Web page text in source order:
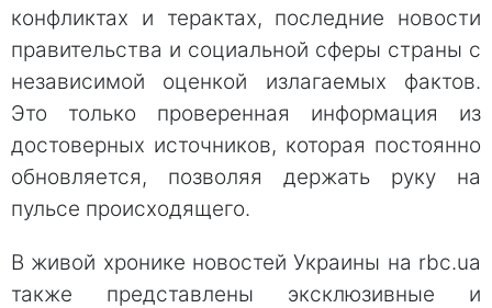
конфликтах и терактах, последние новости
правительства и социальной сферы страны с
независимой оценкой излагаемых фактов.
Это только проверенная информация из
достоверных источников, которая постоянно
обновляется, позволяя держать руку на
пульсе происходящего.
В живой хронике новостей Украины на rbc.ua
также представлены эксклюзивные и